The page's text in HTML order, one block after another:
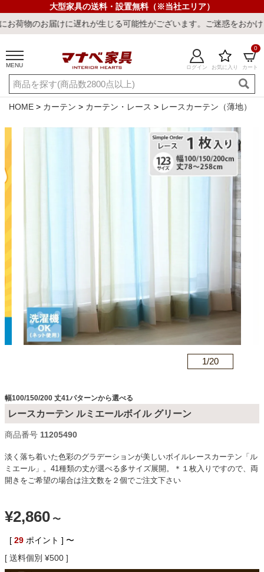
大型家具の送料・設置無料（※当社エリア）
けに遅れが生じる可能性がございます。ご迷惑をおかけしまして誠
MENU ログイン お気に入り カート
0
ご利用ガイド 新規会員登録
店舗一覧 閲覧履歴
カテゴリから探す
ソファ
ダイニングテーブル・セット
椅子・チェア
ベッド
HOME カーテン カーテン・レース レースカーテン（薄地）
1/20
幅100/150/200 丈41パターンから選べる
レースカーテン ルミエールボイル グリーン
商品番号 c11205490
淡く落ち着いた色彩のグラデーションが美しいボイルレースカーテン「ル
ミエール」。41種類の丈が選べる多サイズ展開。＊１枚入りですので、両
開きをご希望の場合は注文数を２個でご注文下さい
¥2,860 〜
[ 29 ポイント ] 〜
送料個別 ¥500